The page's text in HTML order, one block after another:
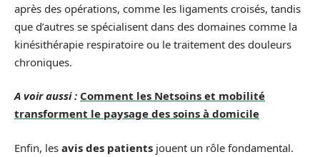
après des opérations, comme les ligaments croisés, tandis
que d’autres se spécialisent dans des domaines comme la
kinésithérapie respiratoire ou le traitement des douleurs
chroniques.
A voir aussi : Comment les Netsoins et mobilité
transforment le paysage des soins à domicile
Enfin, les avis des patients jouent un rôle fondamental.